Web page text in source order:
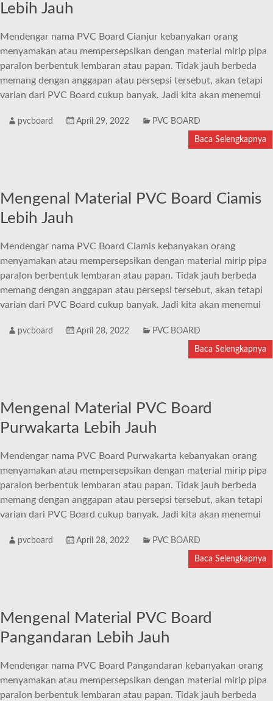
Lebih Jauh
Mendengar nama PVC Board Cianjur kebanyakan orang
menyamakan atau mempersepsikan dengan material mirip pipa
paralon berbentuk lembaran atau papan. Tidak jauh berbeda
memang dengan anggapan atau persepsi tersebut, akan tetapi
varian dari PVC Board cukup banyak. Jadi kita akan menemui
pvcboard April 29, 2022 PVC BOARD
Baca Selengkapnya
Mengenal Material PVC Board Ciamis
Lebih Jauh
Mendengar nama PVC Board Ciamis kebanyakan orang
menyamakan atau mempersepsikan dengan material mirip pipa
paralon berbentuk lembaran atau papan. Tidak jauh berbeda
memang dengan anggapan atau persepsi tersebut, akan tetapi
varian dari PVC Board cukup banyak. Jadi kita akan menemui
pvcboard April 28, 2022 PVC BOARD
Baca Selengkapnya
Mengenal Material PVC Board
Purwakarta Lebih Jauh
Mendengar nama PVC Board Purwakarta kebanyakan orang
menyamakan atau mempersepsikan dengan material mirip pipa
paralon berbentuk lembaran atau papan. Tidak jauh berbeda
memang dengan anggapan atau persepsi tersebut, akan tetapi
varian dari PVC Board cukup banyak. Jadi kita akan menemui
pvcboard April 28, 2022 PVC BOARD
Baca Selengkapnya
Mengenal Material PVC Board
Pangandaran Lebih Jauh
Mendengar nama PVC Board Pangandaran kebanyakan orang
menyamakan atau mempersepsikan dengan material mirip pipa
paralon berbentuk lembaran atau papan. Tidak jauh berbeda